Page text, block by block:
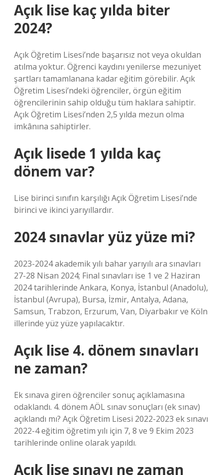
Açık lise kaç yılda biter
2024?
Açık Öğretim Lisesi’nde başarısız not veya okuldan
atılma yoktur. Öğrenci kaydını yenilerse mezuniyet
şartları tamamlanana kadar eğitim görebilir. Açık
Öğretim Lisesi’ndeki öğrenciler, örgün eğitim
öğrencilerinin sahip olduğu tüm haklara sahiptir.
Açık Öğretim Lisesi’nden 2,5 yılda mezun olma
imkânına sahiptirler.
Açık lisede 1 yılda kaç
dönem var?
Lise birinci sınıfın karşılığı Açık Öğretim Lisesi’nde
birinci ve ikinci yarıyıllardır.
2024 sınavlar yüz yüze mi?
2023-2024 akademik yılı bahar yarıyılı ara sınavları
27-28 Nisan 2024; Final sınavları ise 1 ve 2 Haziran
2024 tarihlerinde Ankara, Konya, İstanbul (Anadolu),
İstanbul (Avrupa), Bursa, İzmir, Antalya, Adana,
Samsun, Trabzon, Erzurum, Van, Diyarbakır ve Köln
illerinde yüz yüze yapılacaktır.
Açık lise 4. dönem sınavları
ne zaman?
Ek sınava giren öğrenciler sonuç açıklamasına
odaklandı. 4. dönem AÖL sınav sonuçları (ek sınav)
açıklandı mı? Açık Öğretim Lisesi 2022-2023 ek sınavı
2022-4 eğitim öğretim yılı için 7, 8 ve 9 Ekim 2023
tarihlerinde online olarak yapıldı.
Açık lise sınavı ne zaman